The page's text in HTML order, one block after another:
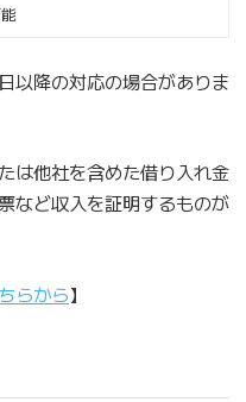
以降の対応の場合がありま
は他社を含めた借り入れ金
など収入を証明するものが
らから】